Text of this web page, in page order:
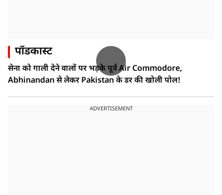
पॉडकास्ट
सेना को गाली देने वालों पर भड़के पूर्व Air Commodore,
Abhinandan से लेकर Pakistan के डर की खोली पोल!
ADVERTISEMENT